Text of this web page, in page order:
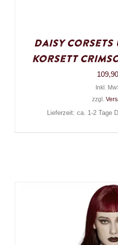
Daisy
Korsett
109,90
Inkl.
zzgl.
Lieferzeit: ca. 1-2 Tage